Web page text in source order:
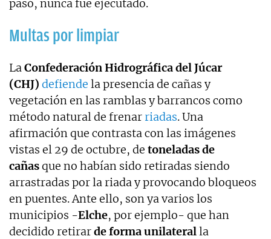
pasó, nunca fue ejecutado.
Multas por limpiar
LaConfederación Hidrográfica del Júcar
(CHJ) defiende la presencia de cañas y
vegetación en las ramblas y barrancos como
método natural de frenarriadas. Una
afirmación que contrasta con las imágenes
vistas el 29 de octubre, de toneladas de
cañasque no habían sido retiradas siendo
arrastradas por la riada y provocando bloqueos
en puentes. Ante ello, son ya varios los
municipios -Elche, por ejemplo- que han
decidido retirarde forma unilateralla